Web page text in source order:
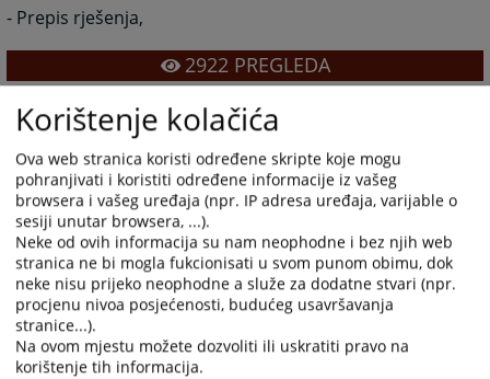
- Prepis rješenja,
2922PREGLEDA
Linkovi
Preuzmite formulare ovdje
Korištenje kolačića
Ova web stranica koristi određene skripte koje mogu
pohranjivati i koristiti određene informacije iz vašeg
browsera i vašeg uređaja (npr. IP adresa uređaja, varijable o
sesiji unutar browsera, ...).
Neke od ovih informacija su nam neophodne i bez njih web
stranica ne bi mogla fukcionisati u svom punom obimu, dok
neke nisu prijeko neophodne a služe za dodatne stvari (npr.
procjenu nivoa posjećenosti, budućeg usavršavanja
stranice...).
Na ovom mjestu možete dozvoliti ili uskratiti pravo na
korištenje tih informacija.